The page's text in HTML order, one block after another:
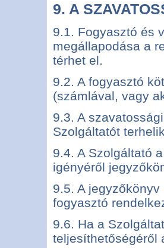
9. A
9.1. Fogyasztó és
megállapodása a
térhet el.
9.2. A fogyasztó
(számlával, vagy
9.3. A
Szolgáltatót
9.4. A Szolgáltató
igényéről
9.5. A
fogyasztó
9.6. Ha a
teljesíthetőségéről